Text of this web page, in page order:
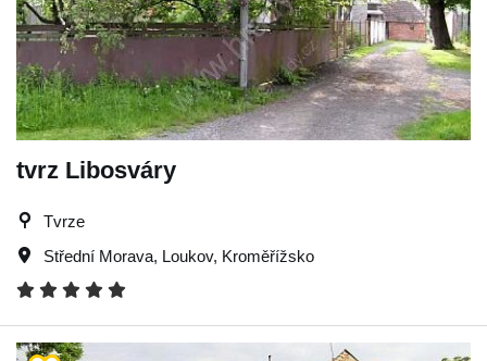
tvrz Libosváry
Tvrze
Střední Morava, Loukov, Kroměřížsko